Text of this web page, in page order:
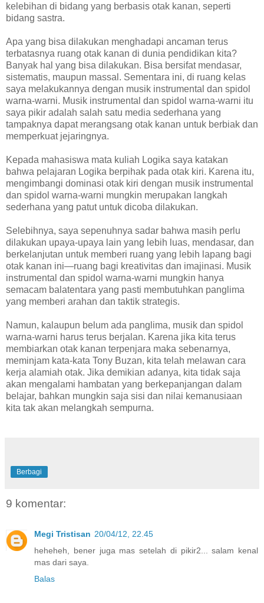
kelebihan di bidang yang berbasis otak kanan, seperti
bidang sastra.
Apa yang bisa dilakukan menghadapi ancaman terus
terbatasnya ruang otak kanan di dunia pendidikan kita?
Banyak hal yang bisa dilakukan. Bisa bersifat mendasar,
sistematis, maupun massal. Sementara ini, di ruang kelas
saya melakukannya dengan musik instrumental dan spidol
warna-warni. Musik instrumental dan spidol warna-warni itu
saya pikir adalah salah satu media sederhana yang
tampaknya dapat merangsang otak kanan untuk berbiak dan
memperkuat jejaringnya.
Kepada mahasiswa mata kuliah Logika saya katakan
bahwa pelajaran Logika berpihak pada otak kiri. Karena itu,
mengimbangi dominasi otak kiri dengan musik instrumental
dan spidol warna-warni mungkin merupakan langkah
sederhana yang patut untuk dicoba dilakukan.
Selebihnya, saya sepenuhnya sadar bahwa masih perlu
dilakukan upaya-upaya lain yang lebih luas, mendasar, dan
berkelanjutan untuk memberi ruang yang lebih lapang bagi
otak kanan ini—ruang bagi kreativitas dan imajinasi. Musik
instrumental dan spidol warna-warni mungkin hanya
semacam balatentara yang pasti membutuhkan panglima
yang memberi arahan dan taktik strategis.
Namun, kalaupun belum ada panglima, musik dan spidol
warna-warni harus terus berjalan. Karena jika kita terus
membiarkan otak kanan terpenjara maka sebenarnya,
meminjam kata-kata Tony Buzan, kita telah melawan cara
kerja alamiah otak. Jika demikian adanya, kita tidak saja
akan mengalami hambatan yang berkepanjangan dalam
belajar, bahkan mungkin saja sisi dan nilai kemanusiaan
kita tak akan melangkah sempurna.
Berbagi
9 komentar:
Megi Tristisan 20/04/12, 22.45
heheheh, bener juga mas setelah di pikir2... salam kenal
mas dari saya.
Balas